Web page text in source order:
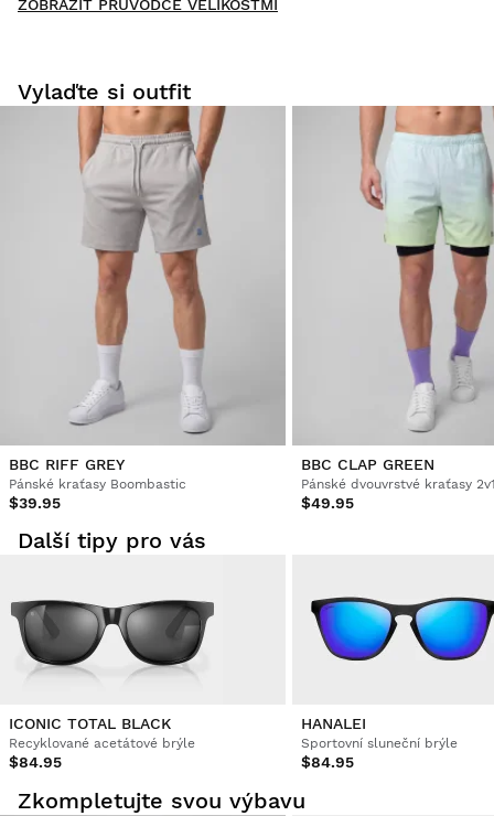
Vyzkoušejte si naše produkty v pohodlí domova. Na vrácení
zboží máte 30 dní od doručení.
Z vašeho uživatelského účtu můžete jednoduše a rychle
vrátit produkty z vaší objednávky.
Vrácení peněz původní platební metodou $9.95
ZOBRAZIT PRŮVODCE VELIKOSTMI
Vylaďte si outfit
BBC RIFF GREY
Pánské kraťasy Boombastic
$39.95
BBC CLAP GREEN
$49.95
Další tipy pro vás
ICONIC TOTAL BLACK
Recyklované acetátové brýle
$84.95
HANALEI
Sportovní sluneční brýle
$84.95
Zkompletujte svou výbavu